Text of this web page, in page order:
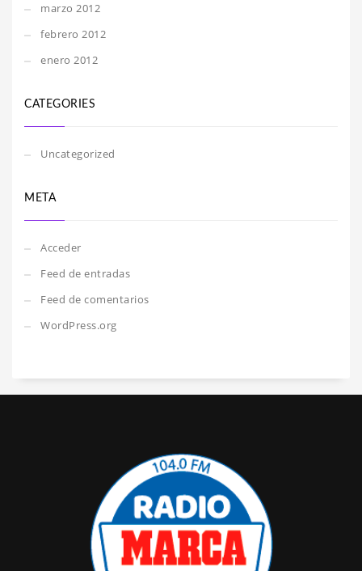
marzo 2012
febrero 2012
enero 2012
CATEGORIES
Uncategorized
META
Acceder
Feed de entradas
Feed de comentarios
WordPress.org